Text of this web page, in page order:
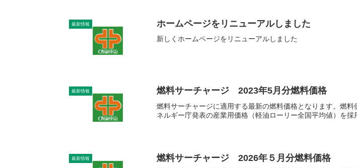
最新情報 ホームページをリニューアルしました
新しくホームページをリニューアルしました
最新情報 燃料サーチャージ 2023年5月分燃料価格
燃料サーチャージに適用する最新の燃料価格となります。
ネルギー庁発表の産業用価格（軽油ローリー全国平均値）を
最新情報 燃料サーチャージ 2026年５月分燃料価格